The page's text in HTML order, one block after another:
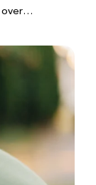
over…